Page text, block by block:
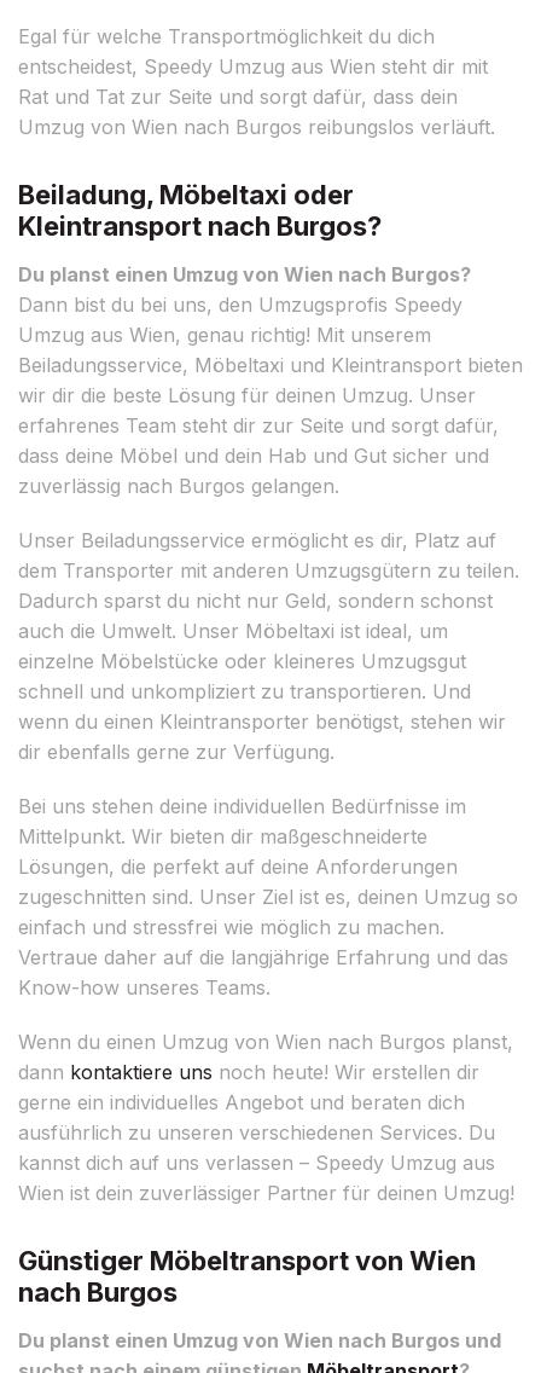
Egal für welche Transportmöglichkeit du dich
entscheidest, Speedy Umzug aus Wien steht dir mit
Rat und Tat zur Seite und sorgt dafür, dass dein
Umzug von Wien nach Burgos reibungslos verläuft.
Beiladung, Möbeltaxi oder
Kleintransport nach Burgos?
Du planst einen Umzug von Wien nach Burgos?
Dann bist du bei uns, den Umzugsprofis Speedy
Umzug aus Wien, genau richtig! Mit unserem
Beiladungsservice, Möbeltaxi und Kleintransport bieten
wir dir die beste Lösung für deinen Umzug. Unser
erfahrenes Team steht dir zur Seite und sorgt dafür,
dass deine Möbel und dein Hab und Gut sicher und
zuverlässig nach Burgos gelangen.
Unser Beiladungsservice ermöglicht es dir, Platz auf
dem Transporter mit anderen Umzugsgütern zu teilen.
Dadurch sparst du nicht nur Geld, sondern schonst
auch die Umwelt. Unser Möbeltaxi ist ideal, um
einzelne Möbelstücke oder kleineres Umzugsgut
schnell und unkompliziert zu transportieren. Und
wenn du einen Kleintransporter benötigst, stehen wir
dir ebenfalls gerne zur Verfügung.
Bei uns stehen deine individuellen Bedürfnisse im
Mittelpunkt. Wir bieten dir maßgeschneiderte
Lösungen, die perfekt auf deine Anforderungen
zugeschnitten sind. Unser Ziel ist es, deinen Umzug so
einfach und stressfrei wie möglich zu machen.
Vertraue daher auf die langjährige Erfahrung und das
Know-how unseres Teams.
Wenn du einen Umzug von Wien nach Burgos planst,
dann kontaktiere uns noch heute! Wir erstellen dir
gerne ein individuelles Angebot und beraten dich
ausführlich zu unseren verschiedenen Services. Du
kannst dich auf uns verlassen – Speedy Umzug aus
Wien ist dein zuverlässiger Partner für deinen Umzug!
Günstiger Möbeltransport von Wien
nach Burgos
Du planst einen Umzug von Wien nach Burgos und